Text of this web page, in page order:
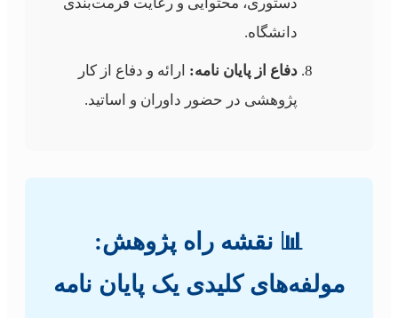
دانشگاه.
دفاع از پایان نامه: ارائه و دفاع از کار
پژوهشی در حضور داوران و اساتید.
📊 نقشه راه پژوهش:
مولفه‌های کلیدی یک پایان نامه